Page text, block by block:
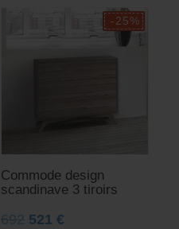
Commode design
scandinave 3 tiroirs
692 521 €